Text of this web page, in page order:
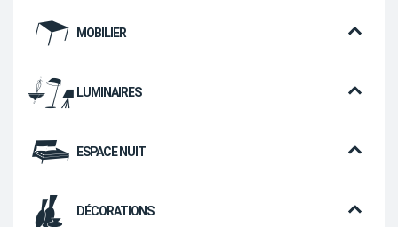
MOBILIER
LUMINAIRES
ESPACE NUIT
DÉCORATIONS